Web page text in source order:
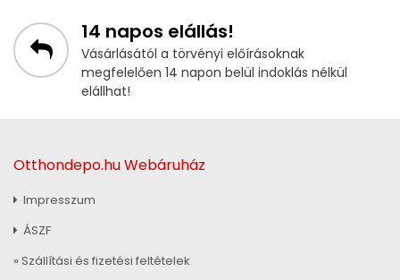
14 napos elállás!
Vásárlásától a törvényi előírásoknak
megfelelően 14 napon belül indoklás nélkül
elállhat!
Otthondepo.hu Webáruház
Impresszum
ÁSZF
» Szállítási és fizetési feltételek